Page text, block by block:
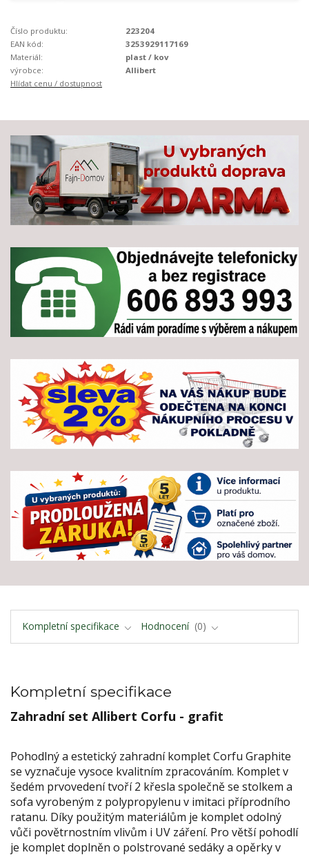
Číslo produktu:
223204
EAN kód:
3253929117169
Materiál:
plast / kov
výrobce:
Allibert
Hlídat cenu / dostupnost
Kompletní specifikace Hodnocení 0
Kompletní specifikace
Zahradní set Allibert Corfu - grafit
Pohodlný a estetický zahradní komplet Corfu Graphite
se vyznačuje vysoce kvalitním zpracováním. Komplet v
šedém prvovedení tvoří 2 křesla společně se stolkem a
sofa vyrobeným z polypropylenu v imitaci příprodního
ratanu. Díky použitým materiálům je komplet odolný
vůči povětrnostním vlivům i UV záření. Pro větší pohodlí
je komplet doplněn o polstrované sedáky a opěrky v